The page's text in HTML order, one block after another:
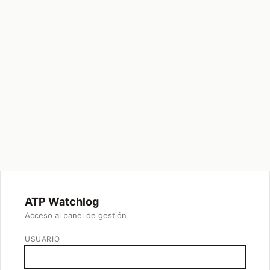
ATP Watchlog
Acceso al panel de gestión
USUARIO